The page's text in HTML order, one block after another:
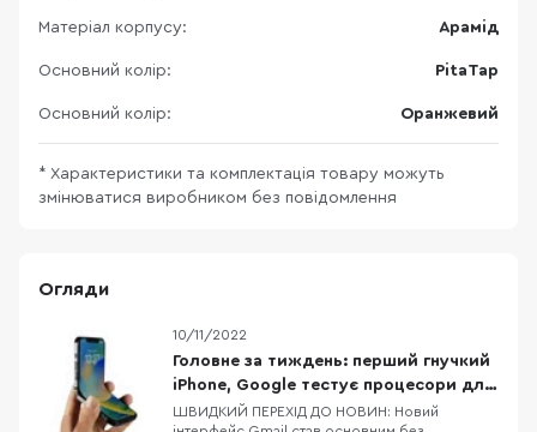
Матеріал корпусу: Арамід
Основний колір: PitaTap
Основний колір: Оранжевий
* Характеристики та комплектація товару можуть
змінюватися виробником без повідомлення
Огляди
10/11/2022
Головне за тиждень: перший гнучкий
iPhone, Google тестує процесори для
Pixel 8/8 Pro, флагманський процесор
ШВИДКИЙ ПЕРЕХІД ДО НОВИН: Новий